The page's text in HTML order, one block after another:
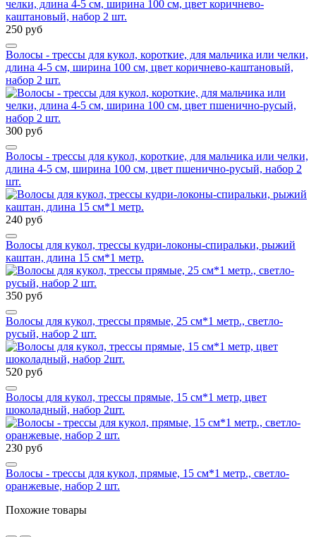
250 руб
Волосы - трессы для кукол, короткие, для мальчика или челки,
длина 4-5 см, ширина 100 см, цвет коричнево-каштановый,
набор 2 шт.
300 руб
Волосы - трессы для кукол, короткие, для мальчика или челки,
длина 4-5 см, ширина 100 см, цвет пшенично-русый, набор 2
шт.
240 руб
Волосы для кукол, трессы кудри-локоны-спиральки, рыжий
каштан, длина 15 см*1 метр.
350 руб
Волосы для кукол, трессы прямые, 25 см*1 метр., светло-
русый, набор 2 шт.
520 руб
Волосы для кукол, трессы прямые, 15 см*1 метр, цвет
шоколадный, набор 2шт.
230 руб
Волосы - трессы для кукол, прямые, 15 см*1 метр., светло-
оранжевые, набор 2 шт.
Похожие товары